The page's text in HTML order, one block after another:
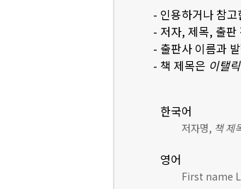
- 인용하거나 참
- 저자, 제목, 출
- 출판사 이름과
- 책 제목은 이탤
한국어
저자명, 책 제
영어
First name